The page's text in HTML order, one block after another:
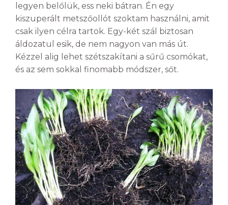
legyen belőlük, ess neki bátran. Én egy
kiszuperált metszőollót szoktam használni, amit
csak ilyen célra tartok. Egy-két szál biztosan
áldozatul esik, de nem nagyon van más út.
Kézzel alig lehet szétszakítani a sűrű csomókat,
és az sem sokkal finomabb módszer, sőt.